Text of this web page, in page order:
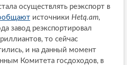
осуществлять реэкспорт в
источники Hetq.am,
завод реэкспортировал
то сейчас
и на данный момент
Комитета госдоходов, в